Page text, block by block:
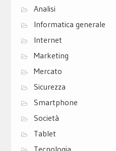
Analisi
Informatica generale
Internet
Marketing
Mercato
Sicurezza
Smartphone
Società
Tablet
Tecnologia